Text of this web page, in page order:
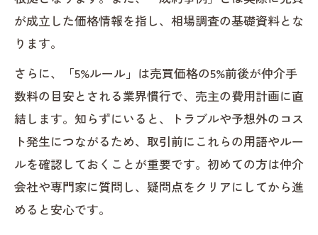
が成立した価格情報を指し、相場調査の基礎資料とな
ります。
さらに、「5%ルール」は売買価格の5%前後が仲介手
数料の目安とされる業界慣行で、売主の費用計画に直
結します。知らずにいると、トラブルや予想外のコス
ト発生につながるため、取引前にこれらの用語やルー
ルを確認しておくことが重要です。初めての方は仲介
会社や専門家に質問し、疑問点をクリアにしてから進
めると安心です。